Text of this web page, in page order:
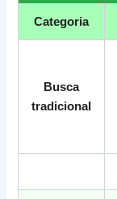
Categoria
Busca
tradicional